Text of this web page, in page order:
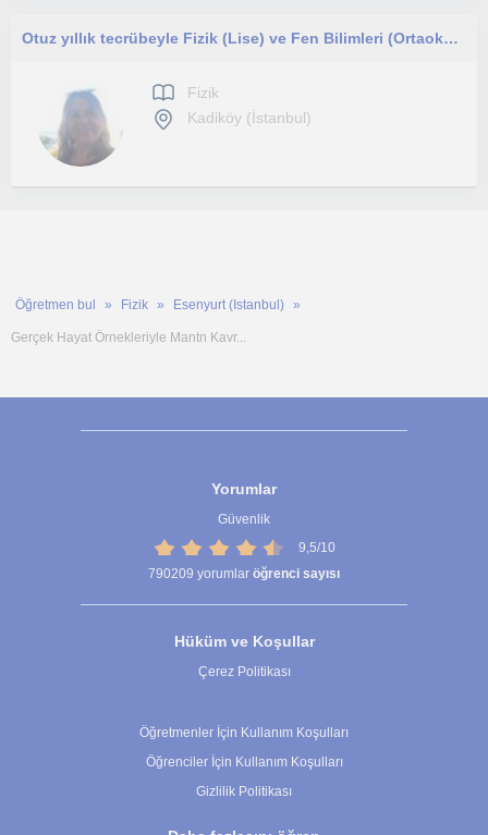
Otuz yıllık tecrübeyle Fizik (Lise) ve Fen Bilimleri (Ortaokul) derslerinden STEAM modeliyle öğrenciye özel tasarım ders
Fizik
Kadiköy (İstanbul)
Öğretmen bul Fizik Esenyurt (Istanbul)
Gerçek Hayat Örnekleriyle Mantn Kavr...
Yorumlar
Güvenlik
9,5/10
790209 yorumlar öğrenci sayısı
Hüküm ve Koşullar
Çerez Politikası
Öğretmenler İçin Kullanım Koşulları
Öğrenciler İçin Kullanım Koşulları
Gizlilik Politikası